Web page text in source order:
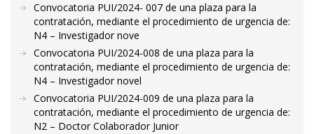
Convocatoria PUI/2024- 007 de una plaza para la
contratación, mediante el procedimiento de urgencia de:
N4 – Investigador nove
Convocatoria PUI/2024-008 de una plaza para la
contratación, mediante el procedimiento de urgencia de:
N4 – Investigador novel
Convocatoria PUI/2024-009 de una plaza para la
contratación, mediante el procedimiento de urgencia de:
N2 – Doctor Colaborador Junior